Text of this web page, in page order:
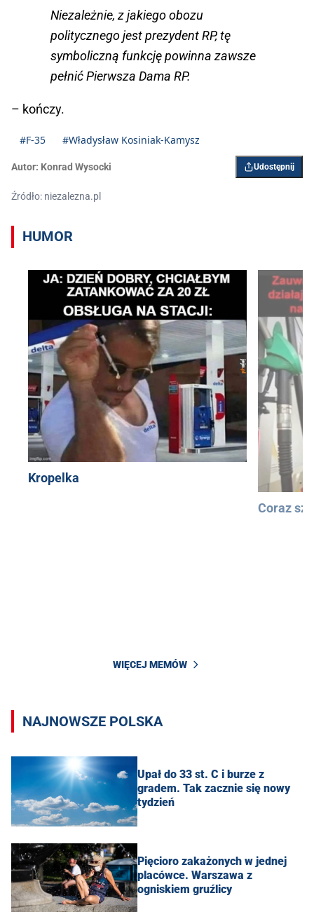
Niezależnie, z jakiego obozu
politycznego jest prezydent RP, tę
symboliczną funkcję powinna zawsze
pełnić Pierwsza Dama RP.
– kończy.
#F-35 #Władysław Kosiniak-Kamysz
Autor: Konrad Wysocki Udostępnij
Źródło: niezalezna.pl
HUMOR
Kropelka
Coraz
WIĘCEJ MEMÓW
NAJNOWSZE POLSKA
Upał do 33 st. C i burze z
gradem. Tak zacznie się nowy
tydzień
Pięcioro zakażonych w jednej
placówce. Warszawa z
ogniskiem gruźlicy